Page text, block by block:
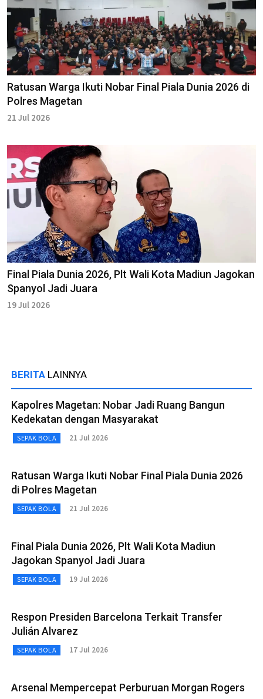
Ratusan Warga Ikuti Nobar Final Piala Dunia 2026 di
Polres Magetan
21 Jul 2026
Final Piala Dunia 2026, Plt Wali Kota Madiun Jagokan
Spanyol Jadi Juara
19 Jul 2026
BERITA LAINNYA
Kapolres Magetan: Nobar Jadi Ruang Bangun
Kedekatan dengan Masyarakat
SEPAK BOLA 21 Jul 2026
Ratusan Warga Ikuti Nobar Final Piala Dunia 2026
di Polres Magetan
SEPAK BOLA 21 Jul 2026
Final Piala Dunia 2026, Plt Wali Kota Madiun
Jagokan Spanyol Jadi Juara
SEPAK BOLA 19 Jul 2026
Respon Presiden Barcelona Terkait Transfer
Julián Alvarez
SEPAK BOLA 17 Jul 2026
Arsenal Mempercepat Perburuan Morgan Rogers